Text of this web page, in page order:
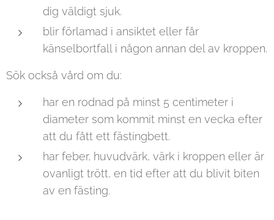
dig väldigt sjuk.
blir förlamad i ansiktet eller får
känselbortfall i någon annan del av kroppen.
Sök också vård om du:
har en rodnad på minst 5 centimeter i
diameter som kommit minst en vecka efter
att du fått ett fästingbett.
har feber, huvudvärk, värk i kroppen eller är
ovanligt trött, en tid efter att du blivit biten
av en fästing.